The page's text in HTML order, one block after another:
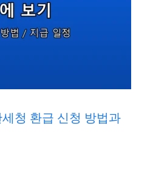
청 환급 신청 방법과